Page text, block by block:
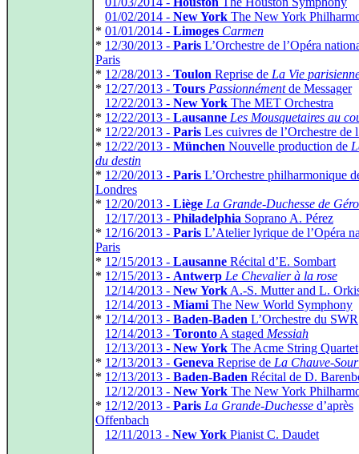
01/02/2014 - New York The New York
* 01/01/2014 - Limoges Carmen
* 12/30/2013 - Paris L’Orchestre de l’Opéra
Paris
* 12/28/2013 - Toulon Reprise de La Vie
* 12/27/2013 - Tours Passionnémentde Messager
12/22/2013 - New York The MET Orchestra
* 12/22/2013 - Lausanne Les Mousquetaires au
* 12/22/2013 - Paris Les cuivres de l’Orchestre de
* 12/22/2013 - München Nouvelle production de
du destin
* 12/20/2013 - Paris L’Orchestre philharmonique
Londres
* 12/20/2013 - Liège La Grande-Duchesse de
12/17/2013 - Philadelphia Soprano A. Pérez
* 12/16/2013 - Paris L’Atelier lyrique de l’Opéra
Paris
* 12/15/2013 - Lausanne Récital d’E. Sombart
* 12/15/2013 - Antwerp Le Chevalier à la rose
12/14/2013 - New York A.-S. Mutter and L.
12/14/2013 - Miami The New World Symphony
* 12/14/2013 - Baden-Baden L’Orchestre du SWR
12/14/2013 - Toronto A staged Messiah
12/13/2013 - New York The Acme String Quartet
* 12/13/2013 - Geneva Reprise de La Chauve-
* 12/13/2013 - Baden-Baden Récital de D.
12/12/2013 - New York The New York
* 12/12/2013 - Paris La Grande-Duchesse d’après
Offenbach
12/11/2013 - New York Pianist C. Daudet